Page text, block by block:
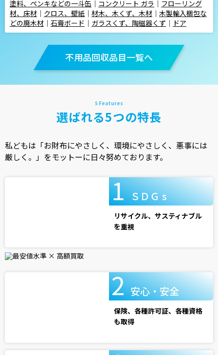
塗料、ペンキなどの一斗缶 ｜ コンクリート ガラ ｜ フローリング
材、床材 ｜ クロス、壁紙 ｜ 材木、木くず、木材 ｜ 木製輸入梱包な
どの廃木材 ｜ 石膏ボード ｜ ガラスくず、陶磁器くず ｜ ドア
不用品回収品目一覧へ
選ばれる5つの特長
私どもは「お財布にやさしく、環境にやさしく、悪事には
厳しく。」をモットーに日々努めております。
ＳＤＧ s
リサイクル、サスティナブル
を重視
安心・安全
保険、各種許可証、各種資格
も取得